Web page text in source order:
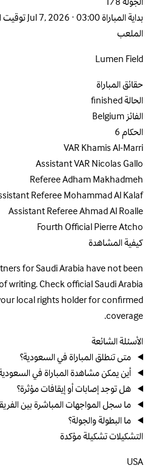
بداية المباراةJul 7, 2026 · 03:00 توقيت السعودية
الملعب
Lumen Field
حقائق المباراة
الحالةfinished
الفائزBelgium
الحكام6
VARKhamis Al-Marri
Assistant VARNicolas Gallo
RefereeAdham Makhadmeh
RefereeMohammad Al Kalaf
Assistant RefereeAhmad Al Roalle
Fourth OfficialPierre Atcho
كيفية المشاهدة
for Saudi Arabia have not been
writing. Check official Saudi Arabia
local rights holder for confirmed
coverage.
الأسئلة الشائعة
متى تنطلق المباراة في السعودية؟
أين يمكن مشاهدة المباراة في
هل توجد إصابات أو إيقافات مؤثرة؟
ما سجل المواجهات المباشرة بين
ما البطولة والجولة؟
التشكيلاتتشكيلة مؤكدة
USA